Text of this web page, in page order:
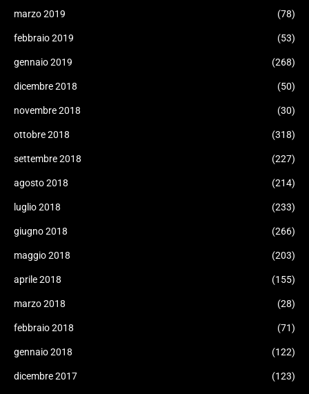
marzo 2019 (78)
febbraio 2019 (53)
gennaio 2019 (268)
dicembre 2018 (50)
novembre 2018 (30)
ottobre 2018 (318)
settembre 2018 (227)
agosto 2018 (214)
luglio 2018 (233)
giugno 2018 (266)
maggio 2018 (203)
aprile 2018 (155)
marzo 2018 (28)
febbraio 2018 (71)
gennaio 2018 (122)
dicembre 2017 (123)